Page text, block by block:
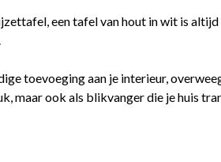
een tafel van hout in wit is
toevoeging aan je interieur,
maar ook als blikvanger die je huis